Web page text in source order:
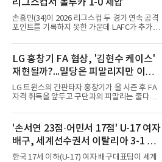
타 공동 2위 강채연, 문정민을 1타 차로 제치고
우승 상금 1억8천만원을 받았다.2017년 신인왕
출신인 그는 상비군과 국가대표를 거쳤지만
2020시즌 이후 세 차례 정규투어 출전권을 잃고
다 16번 홀(파4)에서 두 번째 샷을 홀 3ｍ에 붙여
버디를 잡고 단독 선두에 나섰다
손흥민(34)이 2026 리그스컵 두 경기 연속 공격
포인트를 기록하지 못한 가운데 LAFC가 추가시
간) 미국 로스앤젤레스 BMO 스타디움에서 열린
멕시코 리가 MX 톨루카와의 조별리그 2차전에
최전방 공격수로 선발 출전했으나 슈팅 없이 후
반 23분 주드 테리와 교체됐다. 북중미 월드컵
이후 MLS 4경기 연속 골을 넣었던 그는 지난 6
일 치바스 과달라하라전에 이어 침묵했다.전반
1분 다비드 마르티네스가 얻은 페널티킥은 비디
이컵 샤펠버그의 크로스가 걷혀 나오자 에디 세
구라가 페널티아크 왼쪽에서 오
LG 홍창기 FA 협상, '김현수 케이스'
재현될까?...밀당은 피말리지만 이적
가능성은 낮아
LG 트윈스의 간판타자 홍창기가 올 시즌 후 FA
자격 취득을 앞두고 구단과의 피말리는 줄다리
김현수가 FA 시장에서 이적했던 충격적인 선례
가 소환되면서 벌써부터 팬들의 이목이 집중되
는 양상이다.다만 이번 협상은 과거 김현수 케이
스와는 판이하게 다른 환경 속에서 전개될 것으
로 보인다. 선수 측과 구단 간의 시각 차이가 팽
'손서연 23점·어민서 17점' U-17 여자
배구, 세계선수권서 이탈리아 3-1 완
파...조별리그 3연승
한국 17세 이하(U-17) 여자 배구대표팀이 세계